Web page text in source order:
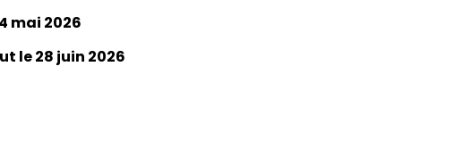
mai 2026
le 28 juin 2026